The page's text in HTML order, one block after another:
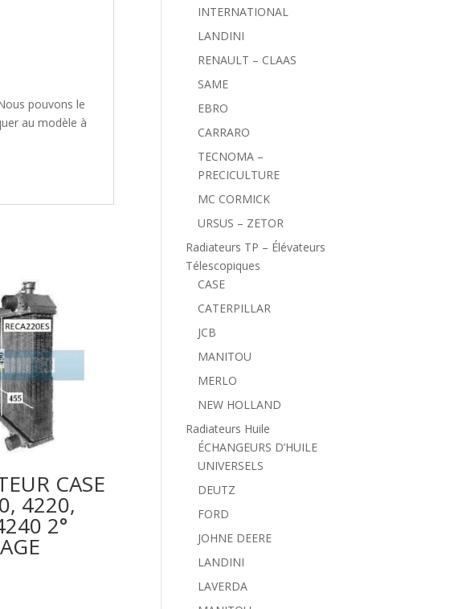
pouvons le
au modèle à
CASE
4220,
2°
INTERNATIONAL
LANDINI
RENAULT – CLAAS
SAME
EBRO
CARRARO
TECNOMA –
PRECICULTURE
MC CORMICK
URSUS – ZETOR
Radiateurs TP – Élévateurs
Télescopiques
CASE
CATERPILLAR
JCB
MANITOU
MERLO
NEW HOLLAND
Radiateurs Huile
ÉCHANGEURS D’HUILE
UNIVERSELS
DEUTZ
FORD
JOHNE DEERE
LANDINI
LAVERDA